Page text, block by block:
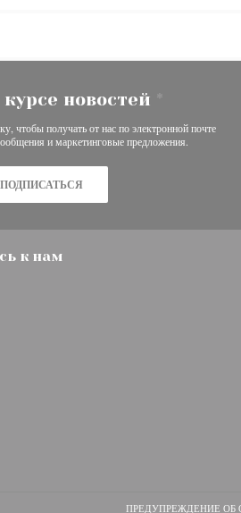
курсе новостей *
чтобы получать от нас по электронной почте
и маркетинговые предложения.
ПОДПИСАТЬСЯ
к нам
в новом окне))
в новом окне))
В НОВОМ ОКНЕ))ПРЕДУПРЕЖДЕНИЕ ОБ